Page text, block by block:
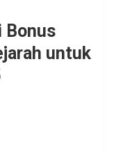
Bonus
untuk